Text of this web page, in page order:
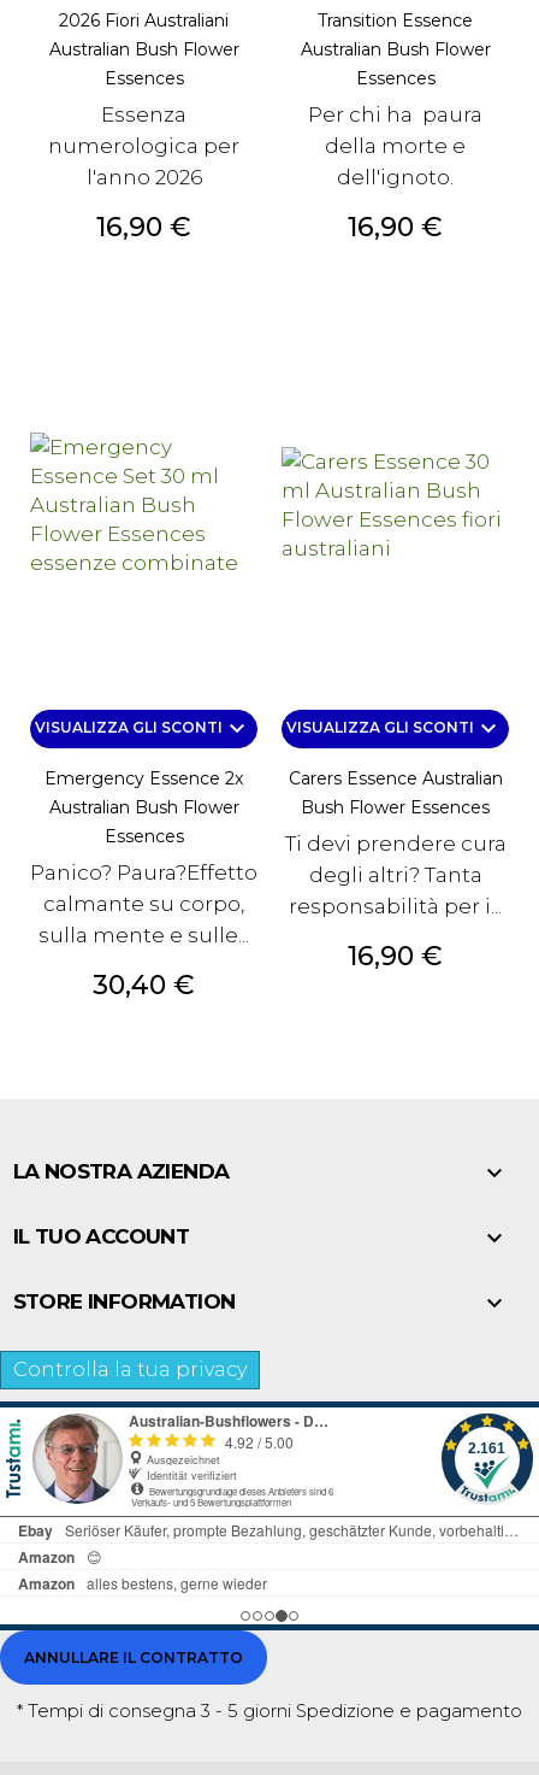
2026 Fiori Australiani
Australian Bush Flower
Essences
Essenza
numerologica per
l'anno 2026
Prezzo
16,90 €
Transition Essence
Australian Bush Flower
Essences
Per chi ha paura
della morte e
dell'ignoto.
Prezzo
16,90 €
VISUALIZZA GLI SCONTI keyboard_arrow_down
Emergency Essence 2x
Australian Bush Flower
Essences
Panico? Paura?Effetto
calmante su corpo,
sulla mente e sulle...
Prezzo
30,40 €
VISUALIZZA GLI SCONTI keyboard_arrow_down
Carers Essence Australian
Bush Flower Essences
Ti devi prendere cura
degli altri? Tanta
responsabilità per i...
Prezzo
16,90 €
LA NOSTRA AZIENDA 
IL TUO ACCOUNT 
STORE INFORMATION 
Controlla la tua privacy
ANNULLARE IL CONTRATTO
* Tempi di consegna 3 - 5 giorni Spedizione e pagamento